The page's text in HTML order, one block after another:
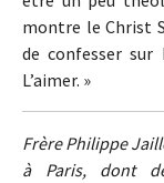
montre le Christ
de confesser
L’aimer. »
Frère Philippe
à Paris, dont